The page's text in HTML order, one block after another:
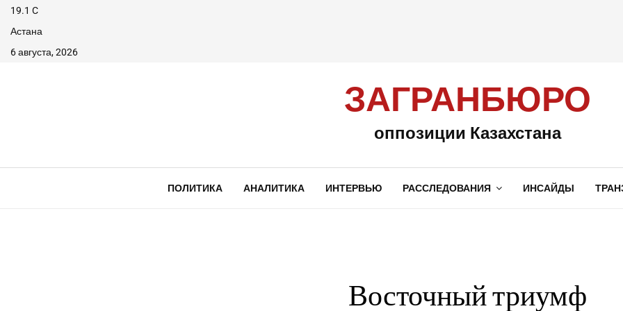
19.1 C
Астана
6 августа, 2026
ЗАГРАНБЮРО
оппозиции Казахстана
ПОЛИТИКА АНАЛИТИКА ИНТЕРВЬЮ РАССЛЕДОВАНИЯ ИНСАЙДЫ
Восточный триумф